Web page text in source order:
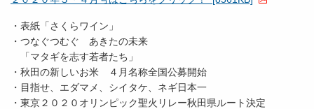
・表紙「さくらワイン」
・つなぐつむぐ あきたの未来
「マタギを志す若者たち」
・秋田の新しいお米 ４月名称全国公募開始
・目指せ、エダマメ、シイタケ、ネギ日本一
・東京２０２０オリンピック聖火リレー秋田県ルート決定